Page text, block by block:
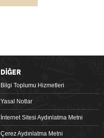
DİĞER
Bilgi Toplumu Hizmetleri
Yasal Notlar
İnternet Sitesi Aydınlatma Metni
Çerez Aydınlatma Metni